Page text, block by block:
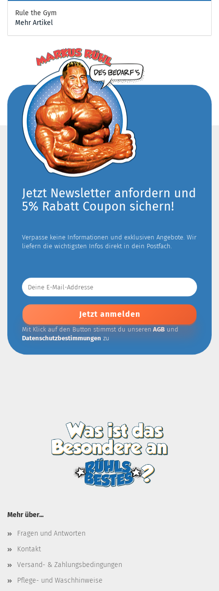
Rule the Gym
Mehr Artikel
Jetzt Newsletter anfordern und
5% Rabatt Coupon sichern!
Verpasse keine Informationen und exklusiven Angebote. Wir
liefern die wichtigsten Infos direkt in dein Postfach.
Deine
E-
Mail-
Addresse
Mit Klick auf den Button stimmst du unseren AGB und
Datenschutzbestimmungen zu
Mehr über...
Fragen und Antworten
Kontakt
Versand- & Zahlungsbedingungen
Pflege- und Waschhinweise